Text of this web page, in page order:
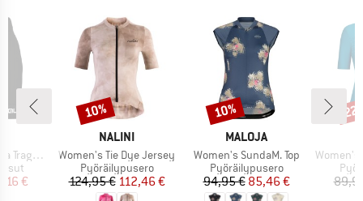
2.0 Shorts
hinta
€
MERKKI
NALINI
Tuote
Women's Tie Dye Jersey
Tuoteryhmä
Pyöräilypusero
Hinta
124,95 €Alennettu hinta
112,46 €
Alennus
10%
MERKKI
MALOJA
Tuote
Women's SundaM. Top
Tuoteryhmä
Pyöräilypusero
Hinta
94,95 €Alennettu hinta
85,46 €
Alennus
10%
Tuote
Women's